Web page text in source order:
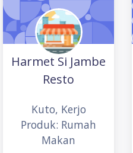
Harmet Si Jambe
Resto
Kuto, Kerjo
Produk: Rumah
Makan